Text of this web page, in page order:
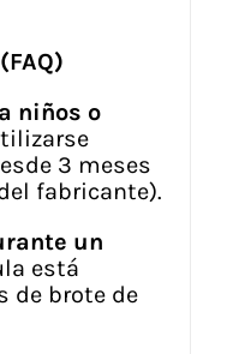
niños o
3 meses
fabricante).
un
está
de brote de